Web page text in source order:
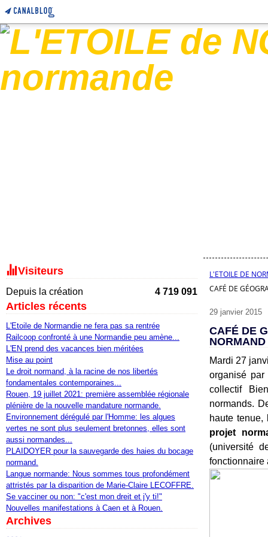
Visiteurs
Depuis la création 4 719 091
Articles récents
L'Etoile de Normandie ne fera pas sa rentrée
Railcoop confronté à une Normandie peu amène...
L'EN prend des vacances bien méritées
Mise au point
Le droit normand, à la racine de nos libertés
fondamentales contemporaines...
Rouen, 19 juillet 2021: première assemblée régionale
plénière de la nouvelle mandature normande.
Environnement dérégulé par l'Homme: les algues
vertes ne sont plus seulement bretonnes, elles sont
aussi normandes...
PLAIDOYER pour la sauvegarde des haies du bocage
normand.
Langue normande: Nous sommes tous profondément
attristés par la disparition de Marie-Claire LECOFFRE.
Se vacciner ou non: "c'est mon dreit et j'y ti!"
Nouvelles manifestations à Caen et à Rouen.
Archives
L'ETOILE DE
CAFÉ DE
29 janvier 2015
CAFÉ DE
NORMAND
Mardi 27
organisé par
collectif
normands.
haute
projet
(université
fonctionnaire